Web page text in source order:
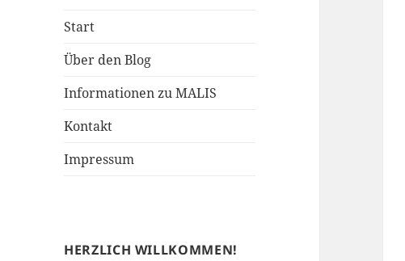
Start
Über den Blog
Informationen zu MALIS
Kontakt
Impressum
HERZLICH WILLKOMMEN!